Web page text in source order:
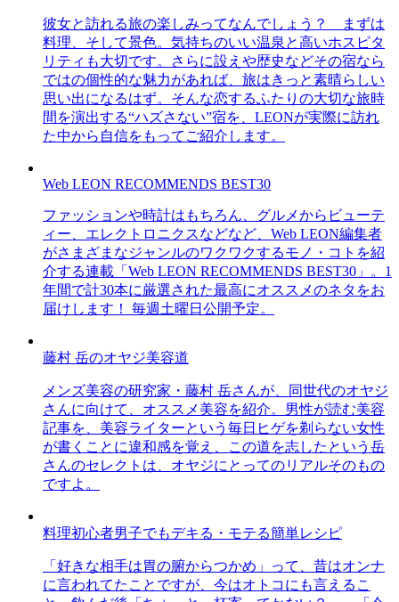
彼女と訪れる旅の楽しみってなんでしょう？ まずは
料理、そして景色。気持ちのいい温泉と高いホスピタ
リティも大切です。さらに設えや歴史などその宿なら
ではの個性的な魅力があれば、旅はきっと素晴らしい
思い出になるはず。そんな恋するふたりの大切な旅時
間を演出する“ハズさない”宿を、LEONが実際に訪れ
た中から自信をもってご紹介します。
Web LEON RECOMMENDS BEST30
ファッションや時計はもちろん、グルメからビューテ
ィー、エレクトロニクスなどなど、Web LEON編集者
がさまざまなジャンルのワクワクするモノ・コトを紹
介する連載「Web LEON RECOMMENDS BEST30」。1
年間で計30本に厳選された最高にオススメのネタをお
届けします！ 毎週土曜日公開予定。
藤村 岳のオヤジ美容道
メンズ美容の研究家・藤村 岳さんが、同世代のオヤジ
さんに向けて、オススメ美容を紹介。男性が読む美容
記事を、美容ライターという毎日ヒゲを剃らない女性
が書くことに違和感を覚え、この道を志したという岳
さんのセレクトは、オヤジにとってのリアルそのもの
ですよ。
料理初心者男子でもデキる・モテる簡単レシピ
「好きな相手は胃の腑からつかめ」って、昔はオンナ
に言われてたことですが、今はオトコにも言えるこ